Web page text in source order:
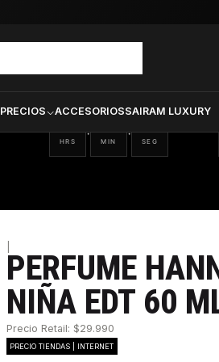
PRECIOS ACCESORIOSSAIRAM LUXURY
08
HRS
: 29
MIN
: 28
SEG
PERFUME
NIÑA EDT 60
Precio Retail: $29.990
PRECIO TIENDAS | INTERNET